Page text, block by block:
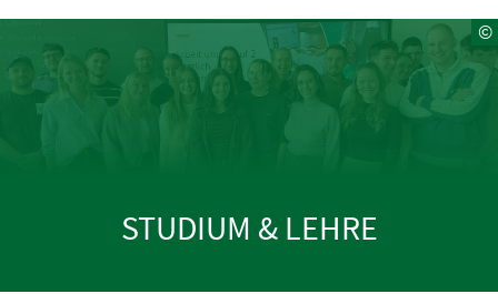
©
STUDIUM & LEHRE